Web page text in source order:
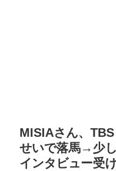
MISIAさん、
せいで落馬→少
インタビュー受